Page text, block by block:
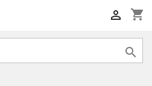
shopping_cart

